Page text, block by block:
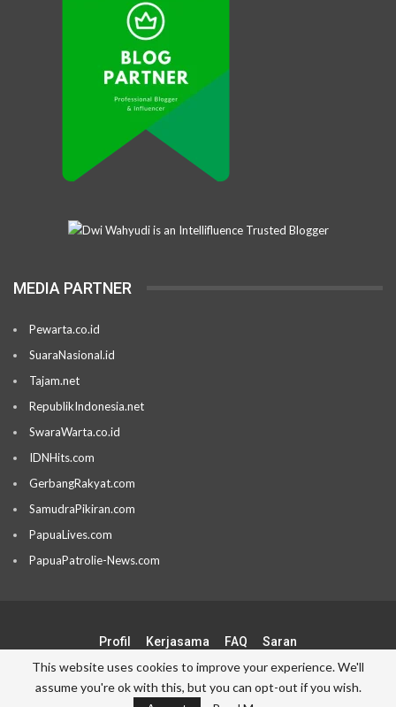
MEDIA PARTNER
Pewarta.co.id
SuaraNasional.id
Tajam.net
RepublikIndonesia.net
SwaraWarta.co.id
IDNHits.com
GerbangRakyat.com
SamudraPikiran.com
PapuaLives.com
PapuaPatrolie-News.com
Profil Kerjasama FAQ Saran
© 2026 - Blogger Borneo Network. All Rights Reserved.
This website uses cookies to improve your experience. We'll
assume you're ok with this, but you can opt-out if you wish.